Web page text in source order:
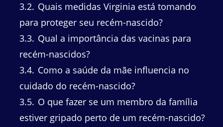
3.2 Quais medidas Virginia está tomando
para proteger seu recém-nascido?
3.3 Qual a importância das vacinas para
recém-nascidos?
3.4 Como a saúde da mãe influencia no
cuidado do recém-nascido?
3.5 O que fazer se um membro da família
estiver gripado perto de um recém-nascido?